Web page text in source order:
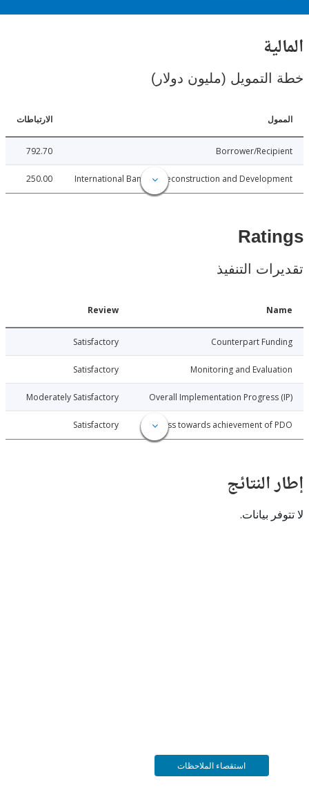
(مليون دولار)
الارتباطات
Borrower/
International Bank for Reconstruction and
250.00
التنفيذ
Counterpart
Satisfactory
Monitoring and
Satisfactory
Overall Implementation
Moderately Satisfactory
03-24
Progress towards achievement of
Satisfactory
بيانات.
استقصاء الملاحظات